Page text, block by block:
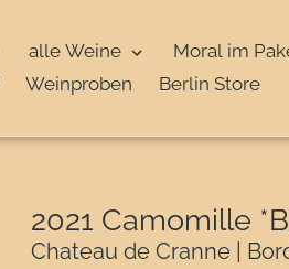
alle Weine
Moral im
Weinproben Berlin Store
2021 Camomille
Chateau de Cranne |